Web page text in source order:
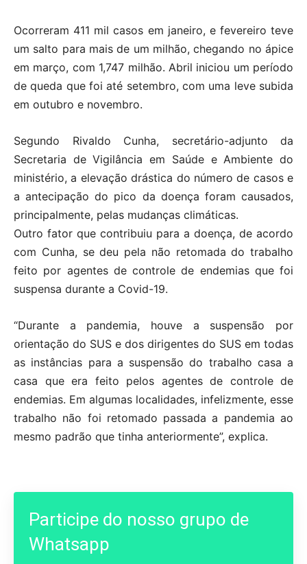
Ocorreram 411 mil casos em janeiro, e fevereiro teve
um salto para mais de um milhão, chegando no ápice
em março, com 1,747 milhão. Abril iniciou um período
de queda que foi até setembro, com uma leve subida
em outubro e novembro.
Segundo Rivaldo Cunha, secretário-adjunto da
Secretaria de Vigilância em Saúde e Ambiente do
ministério, a elevação drástica do número de casos e
a antecipação do pico da doença foram causados,
principalmente, pelas mudanças climáticas.
Outro fator que contribuiu para a doença, de acordo
com Cunha, se deu pela não retomada do trabalho
feito por agentes de controle de endemias que foi
suspensa durante a Covid-19.
“Durante a pandemia, houve a suspensão por
orientação do SUS e dos dirigentes do SUS em todas
as instâncias para a suspensão do trabalho casa a
casa que era feito pelos agentes de controle de
endemias. Em algumas localidades, infelizmente, esse
trabalho não foi retomado passada a pandemia ao
mesmo padrão que tinha anteriormente”, explica.
Participe do nosso grupo de
Whatsapp